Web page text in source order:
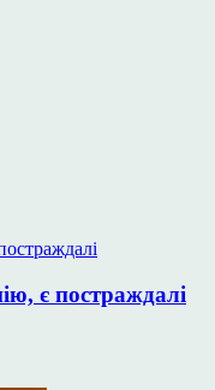
є постраждалі